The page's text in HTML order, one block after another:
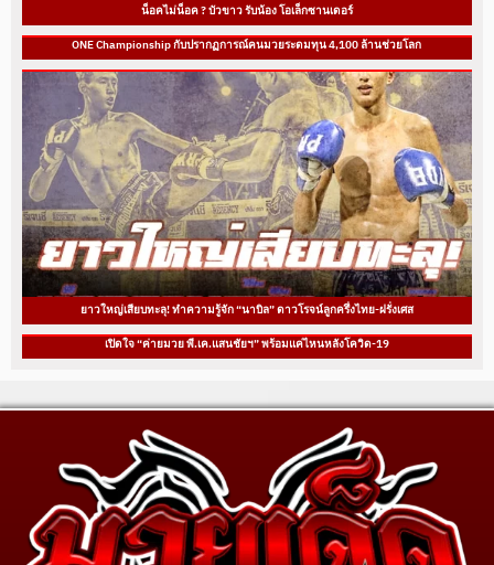
น็อคไม่น็อค ? บัวขาว รับน้อง โอเล็กซานเดอร์
ONE Championship กับปรากฏการณ์คนมวยระดมทุน 4,100 ล้านช่วยโลก
ยาวใหญ่เสียบทะลุ! ทำความรู้จัก “นาบิล” ดาวโรจน์ลูกครึ่งไทย-ฝรั่งเศส
เปิดใจ “ค่ายมวย พี.เค.แสนชัยฯ” พร้อมแค่ไหนหลังโควิด-19